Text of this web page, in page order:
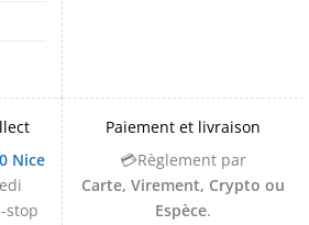
Nice
stop
Paiement et livraison
💳Règlement par
Carte, Virement, Crypto ou
Espèce.